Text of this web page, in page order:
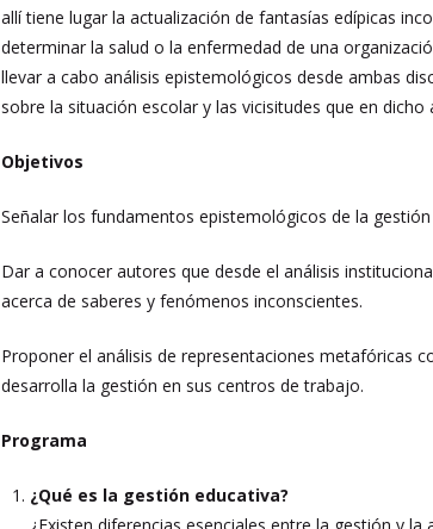
allí tiene lugar la actualización de fantasías edípicas
determinar la salud o la enfermedad de una
llevar a cabo análisis epistemológicos desde ambas
sobre la situación escolar y las vicisitudes que en dicho
Objetivos
Señalar los fundamentos epistemológicos de la
Dar a conocer autores que desde el análisis
acerca de saberes y fenómenos inconscientes.
Proponer el análisis de representaciones metafóricas
desarrolla la gestión en sus centros de trabajo.
Programa
¿Qué es la gestión educativa?